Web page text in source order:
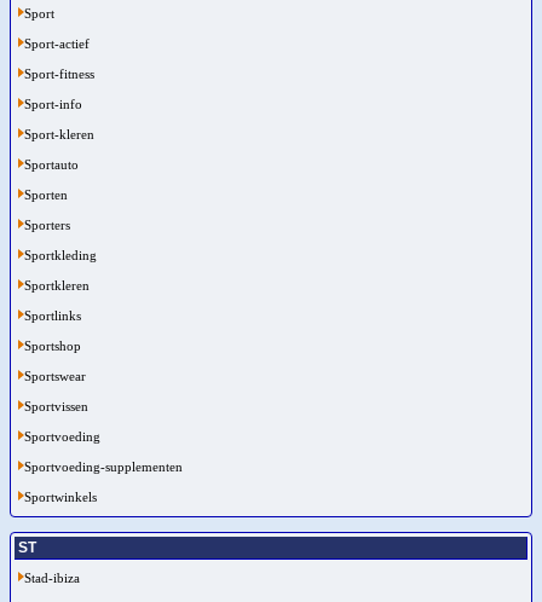
Sport
Sport-actief
Sport-fitness
Sport-info
Sport-kleren
Sportauto
Sporten
Sporters
Sportkleding
Sportkleren
Sportlinks
Sportshop
Sportswear
Sportvissen
Sportvoeding
Sportvoeding-supplementen
Sportwinkels
ST
Stad-ibiza